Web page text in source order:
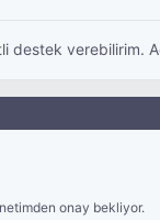
verebilirim.
onay bekliyor.